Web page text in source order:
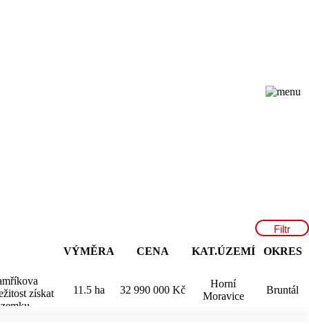
Filtr
VÝMĚRA CENA KAT.ÚZEMÍ OKRES
získat
11.5 ha 32 990 000 Kč
Horní
Moravice
Bruntál